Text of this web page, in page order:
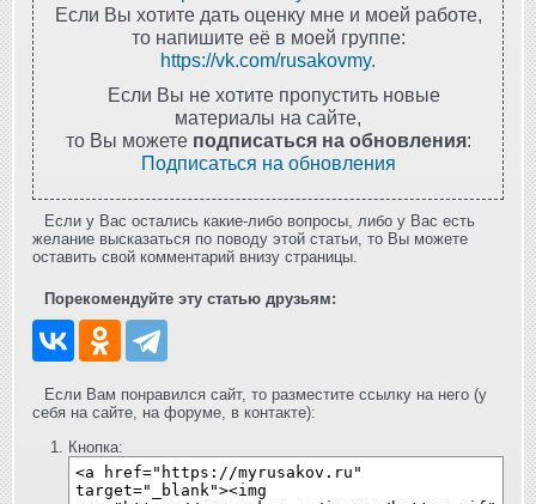
Если Вы хотите дать оценку мне и моей работе,
то напишите её в моей группе:
https://vk.com/rusakovmy.
Если Вы не хотите пропустить новые
материалы на сайте,
то Вы можете подписаться на обновления:
Подписаться на обновления
Если у Вас остались какие-либо вопросы, либо у Вас есть
желание высказаться по поводу этой статьи, то Вы можете
оставить свой комментарий внизу страницы.
Порекомендуйте эту статью друзьям:
Если Вам понравился сайт, то разместите ссылку на него (у
себя на сайте, на форуме, в контакте):
Кнопка: